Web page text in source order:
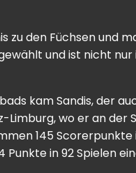
zu den Füchsen
und ist nicht
kam Sandis, der
Limburg, wo er an
145
in 92 Spielen